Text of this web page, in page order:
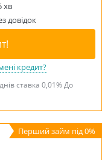
хв
довідок
кредит?
ставка 0,01% До